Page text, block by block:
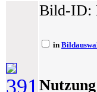
391
Bild-ID:
in